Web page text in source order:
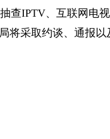
查IPTV、互联网电
将采取约谈、通报